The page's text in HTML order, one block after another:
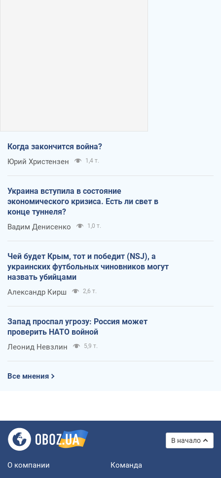
Когда закончится война?
Юрий Христензен 1,4 т.
Украина вступила в состояние
экономического кризиса. Есть ли свет в
конце туннеля?
Вадим Денисенко 1,0 т.
Чей будет Крым, тот и победит (NSJ), а
украинских футбольных чиновников могут
назвать убийцами
Александр Кирш 2,6 т.
Запад проспал угрозу: Россия может
проверить НАТО войной
Леонид Невзлин 5,9 т.
Все мнения
В начало
О компании Команда